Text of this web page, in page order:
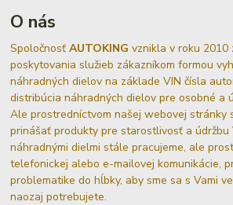
O nás
SpoločnosťAUTOKING vznikla v roku 2010
poskytovania služieb zákazníkom formou
náhradných dielov na základe VIN čísla
distribúcia náhradných dielov pre osobné a
Ale prostredníctvom našej webovej stránky
prinášať produkty pre starostlivosť a údržbu
náhradnými dielmi stále pracujeme, ale
telefonickej alebo e-mailovej komunikácie,
problematike do hĺbky, aby sme sa s Vami
naozaj potrebujete.